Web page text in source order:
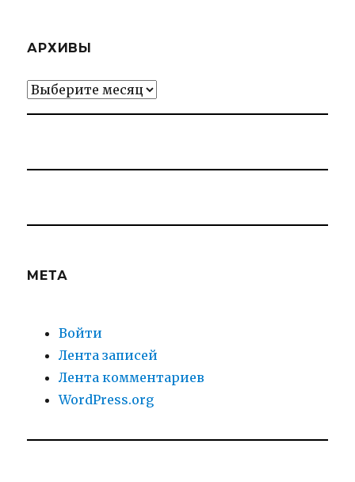
АРХИВЫ
Архивы
МЕТА
Войти
Лента записей
Лента комментариев
WordPress.org